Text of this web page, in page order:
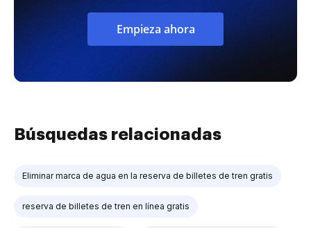
Empieza ahora
Búsquedas relacionadas
Eliminar marca de agua en la reserva de billetes de tren gratis
reserva de billetes de tren en línea gratis